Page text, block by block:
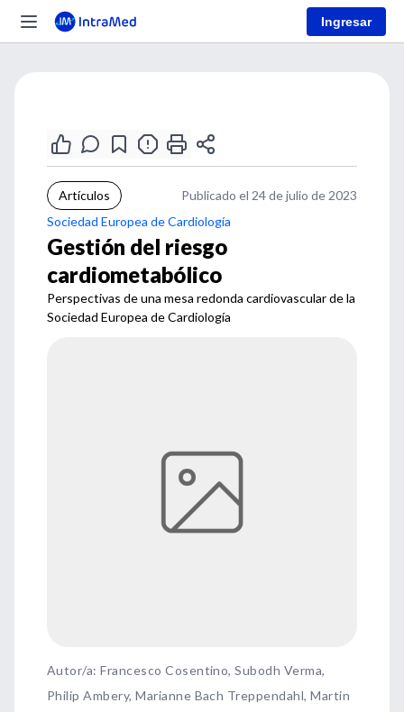
Ingresar
Artículos
Publicado el 24 de julio de 2023
Sociedad Europea de Cardiología
Gestión del riesgo
cardiometabólico
Perspectivas de una mesa redonda cardiovascular de la
Sociedad Europea de Cardiología
Autor/a: Francesco Cosentino, Subodh Verma,
Philip Ambery, Marianne Bach Treppendahl, Martin